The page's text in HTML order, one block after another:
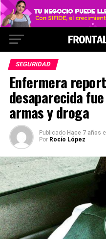
SEGURIDAD
Enfermera
desaparecida
armas y droga
Publicado Hace 7 años el
Por Rocío López